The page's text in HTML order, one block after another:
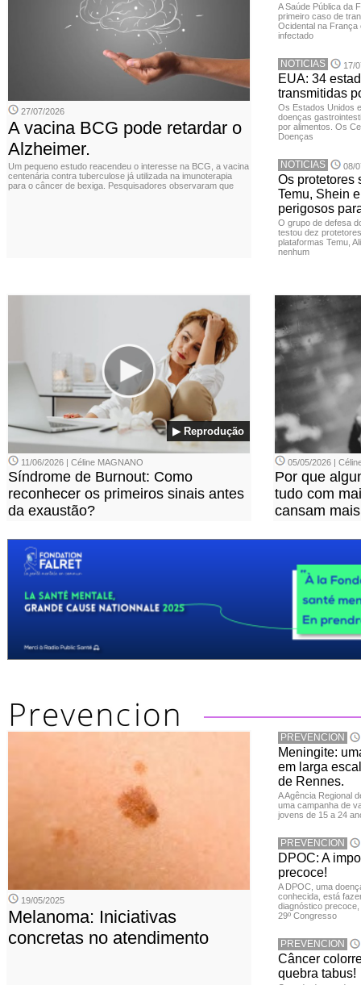
27/07/2026
A vacina BCG pode retardar o
Alzheimer.
Um pequeno estudo reacendeu o interesse na BCG, a vacina
centenária contra tuberculose já utilizada na imunoterapia
para o câncer de bexiga. Pesquisadores observaram que
A Saúde Pública da
primeiro caso de
Ocidental na França
infectado
NOTICIAS 17/
EUA: 34
transmitidas
Os Estados Unidos
doenças
por alimentos. Os
Doenças
NOTICIAS 08/
Os protetores
Temu, Shein
perigosos
O grupo de defesa
testou dez
plataformas Temu,
nenhum
▶ Reprodução
11/06/2026 | Céline MAGNANO
Síndrome de Burnout: Como
reconhecer os primeiros sinais antes
da exaustão?
05/05/2026 |
Por que
tudo com
cansam
19/05/2025
Melanoma: Iniciativas
concretas no atendimento
PREVENCION
Meningite:
em larga
de Rennes.
A Agência Regional
uma campanha de
jovens de 15 a 24
PREVENCION
DPOC: A
precoce!
A DPOC, uma
conhecida, está
diagnóstico
29º Congresso
PREVENCION
Câncer
quebra tabus!